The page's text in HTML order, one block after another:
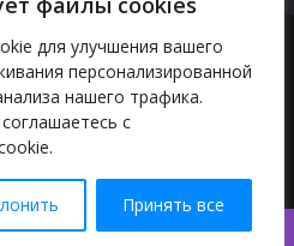
для улучшения вашего
персонализированной
нашего трафика.
с
Принять все
ГАУК СОМ КВЦ
vk.com